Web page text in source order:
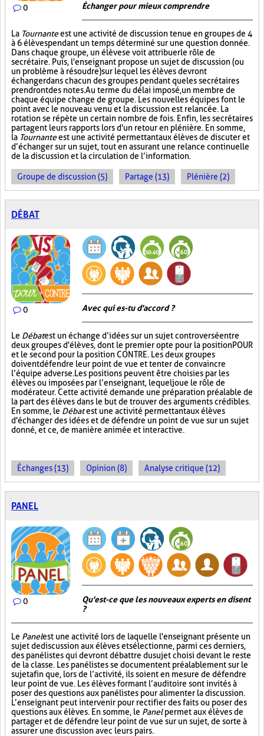
0 Échanger pour mieux comprendre
La Tournanteest une activité de discussion tenue en groupes de 4
à 6 élèves pendant un temps déterminé sur une question donnée.
Dans chaque groupe, un élève se voit attribuer le rôle de
secrétaire. Puis, l'enseignant propose un sujet de discussion (ou
un problème à résoudre) sur lequel les élèves devront
échanger dans chacun des groupes pendant que les secrétaires
prendront des notes. Au terme du délai imposé, un membre de
chaque équipe change de groupe. Les nouvelles équipes font le
point avec le nouveau venu et la discussion est relancée. La
rotation se répète un certain nombre de fois. Enfin, les secrétaires
partagent leurs rapports lors d'un retour en plénière. En somme,
la Tournanteest une activité permettant aux élèves de discuter et
d’échanger sur un sujet, tout en assurant une relance continuelle
de la discussion et la circulation de l’information.
Groupe de discussion (5) Partage (13) Plénière (2)
DÉBAT
0 Avec qui es-tu d'accord ?
Le Débatest un échange d’idées sur un sujet controversé entre
deux groupes d'élèves, dont le premier opte pour la position POUR
et le second pour la position CONTRE. Les deux groupes
doivent défendre leur point de vue et tenter de convaincre
l’équipe adverse. Les positions peuvent être choisies par les
élèves ou imposées par l’enseignant, lequel joue le rôle de
modérateur. Cette activité demande une préparation préalable de
la part des élèves dans le but de trouver des arguments crédibles.
En somme, le Débatest une activité permettant aux élèves
d'échanger des idées et de défendre un point de vue sur un sujet
donné, et ce, de manière animée et interactive.
Échanges (13) Opinion (8) Analyse critique (12)
PANEL
0
Qu'est-ce que les nouveaux experts en disent
?
Le Panelest une activité lors de laquelle l'enseignant présente un
sujet de discussion aux élèves et sélectionne, parmi ces derniers,
des panélistes qui devront débattre du sujet choisi devant le reste
de la classe. Les panélistes se documentent préalablement sur le
sujet afin que, lors de l’activité, ils soient en mesure de défendre
leur point de vue. Les élèves formant l’auditoire sont invités à
poser des questions aux panélistes pour alimenter la discussion.
L’enseignant peut intervenir pour rectifier des faits ou poser des
questions aux élèves. En somme, le Panelpermet aux élèves de
partager et de défendre leur point de vue sur un sujet, de sorte à
assurer une discussion avec leurs pairs.